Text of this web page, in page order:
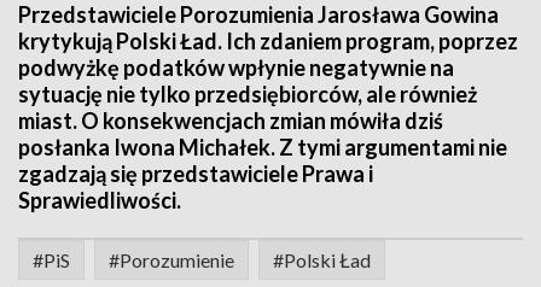
Przedstawiciele Porozumienia Jarosława Gowina
krytykują Polski Ład. Ich zdaniem program, poprzez
podwyżkę podatków wpłynie negatywnie na
sytuację nie tylko przedsiębiorców, ale również
miast. O konsekwencjach zmian mówiła dziś
posłanka Iwona Michałek. Z tymi argumentami nie
zgadzają się przedstawiciele Prawa i
Sprawiedliwości.
#PiS #Porozumienie #Polski Ład